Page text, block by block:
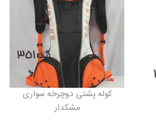
کوله پشتی دوچرخه سواری
مشکدار